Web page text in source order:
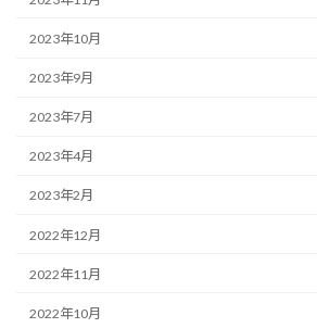
2023年10月
2023年9月
2023年7月
2023年4月
2023年2月
2022年12月
2022年11月
2022年10月